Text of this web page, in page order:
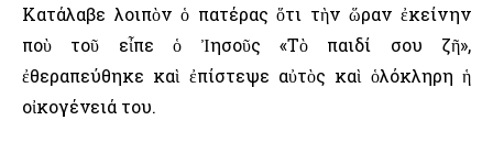
Κατάλαβε λοιπὸν ὁ πατέρας ὅτι τὴν ὥραν ἐκείνην
ποὺ τοῦ εἶπε ὁ Ἰησοῦς «Τὸ παιδί σου ζῆ»,
ἐθεραπεύθηκε καὶ ἐπίστεψε αὐτὸς καὶ ὁλόκληρη ἡ
οἰκογένειά του.